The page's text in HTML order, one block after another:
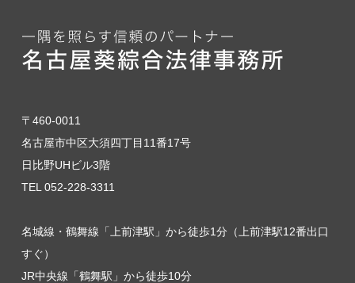
〒460-0011
名古屋市中区大須四丁目11番17号
日比野UHビル3階
TEL 052-228-3311
名城線・鶴舞線「上前津駅」から徒歩1分（上前津駅12番出口
すぐ）
JR中央線「鶴舞駅」から徒歩10分